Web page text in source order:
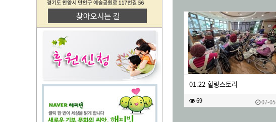
01.22 힐링스토리
69 07-05